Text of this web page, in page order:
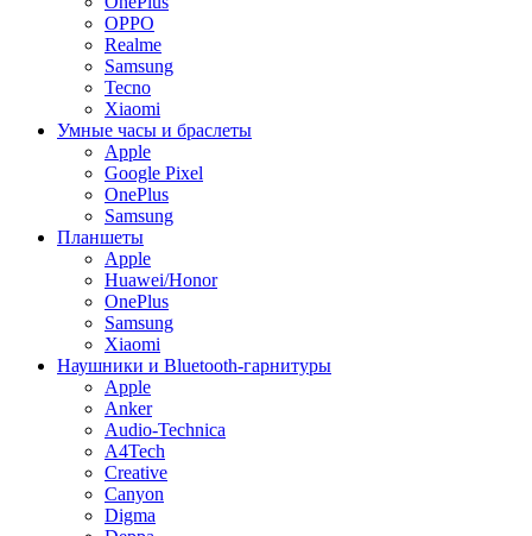
OPPO
Realme
Samsung
Tecno
Xiaomi
Умные часы и браслеты
Apple
Google Pixel
OnePlus
Samsung
Планшеты
Apple
Huawei/Honor
OnePlus
Samsung
Xiaomi
Наушники и Bluetooth-гарнитуры
Apple
Anker
Audio-Technica
A4Tech
Creative
Canyon
Digma